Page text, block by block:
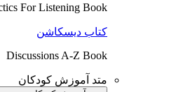
For Listening Book
کتاب دیسکاشن
Discussions A-Z Book
متد آموزش کودکان